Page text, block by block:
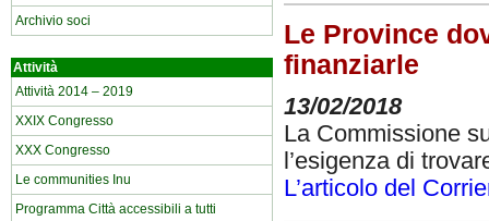
Archivio soci
Attività
Attività 2014 – 2019
XXIX Congresso
XXX Congresso
Le communities Inu
Programma Città accessibili a tutti
Le Province
finanziarle
13/02/2018
La Commissione
l’esigenza di
L’articolo del